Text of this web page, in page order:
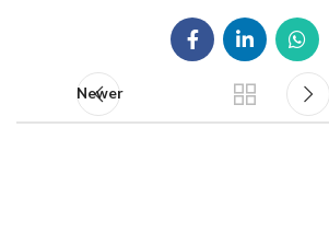
Newer